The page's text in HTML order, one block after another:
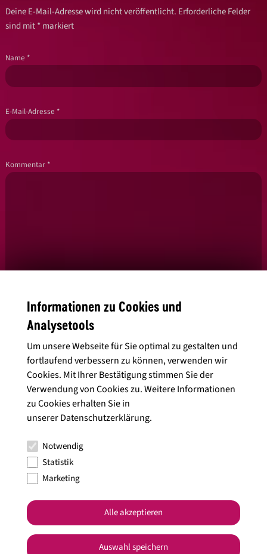
Deine E-Mail-Adresse wird nicht veröffentlicht. Erforderliche Felder
sind mit*markiert
Name *
E-Mail-Adresse *
Kommentar *
Ja, ich habe dieDatenschutzbedingungen
Alle Artikel anzeigen
Informationen zu Cookies und
Analysetools
Um unsere Webseite für Sie optimal zu gestalten und
fortlaufend verbessern zu können, verwenden wir
Cookies. Mit Ihrer Bestätigung stimmen Sie der
Verwendung von Cookies zu. Weitere Informationen
zu Cookies erhalten Sie in
unsererDatenschutzerklärung.
Notwendig
Statistik
Marketing
Auswahl speichern
Alle akzeptieren